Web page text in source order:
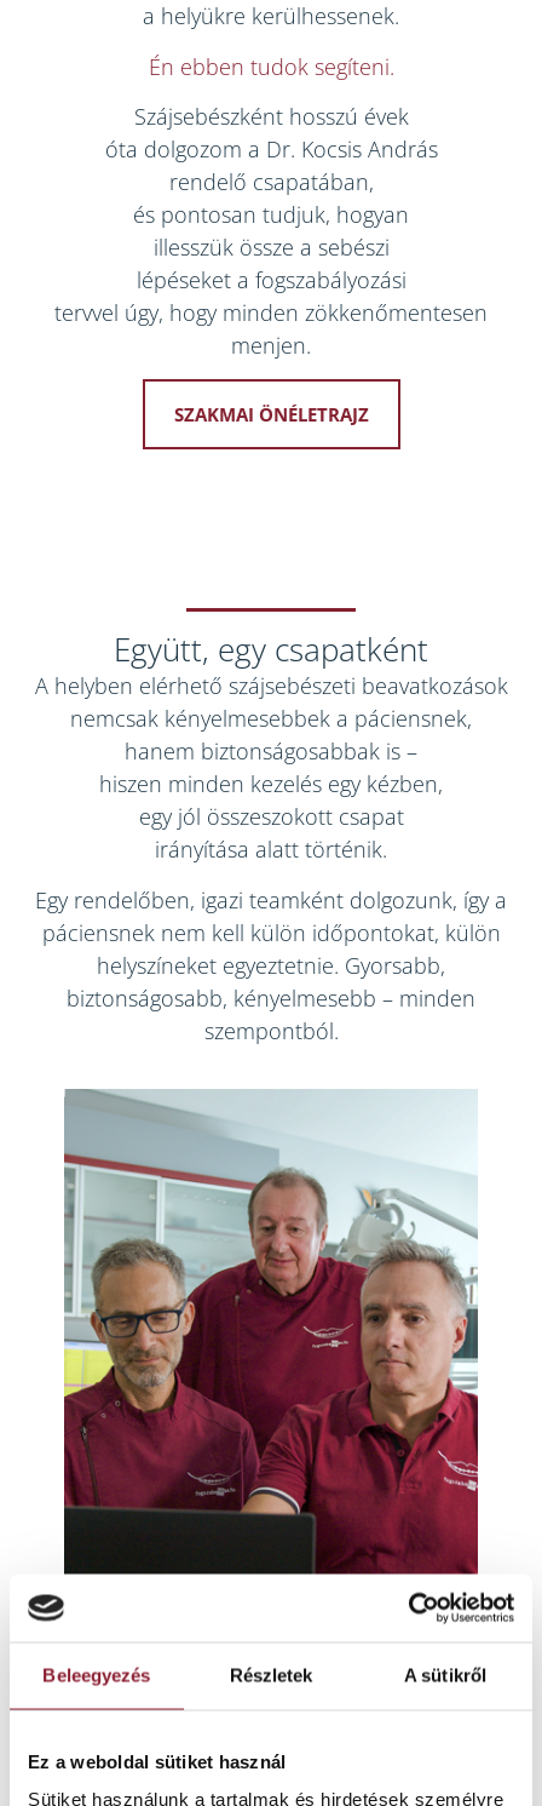
Beleegyezés Részletek A sütikről
Ez a weboldal sütiket használ
Sütiket használunk a tartalmak és hirdetések személyre
a helyükre kerülhessenek.
Én ebben tudok segíteni.
Szájsebészként hosszú évek
óta dolgozom a Dr. Kocsis András
rendelő csapatában,
és pontosan tudjuk, hogyan
illesszük össze a sebészi
lépéseket a fogszabályozási
tervvel úgy, hogy minden zökkenőmentesen
menjen.
SZAKMAI ÖNÉLETRAJZ
Együtt, egy csapatként
A helyben elérhető szájsebészeti beavatkozások
nemcsak kényelmesebbek a páciensnek,
hanem biztonságosabbak is –
hiszen minden kezelés egy kézben,
egy jól összeszokott csapat
irányítása alatt történik.
Egy rendelőben, igazi teamként dolgozunk, így a
páciensnek nem kell külön időpontokat, külön
helyszíneket egyeztetnie. Gyorsabb,
biztonságosabb, kényelmesebb – minden
szempontból.